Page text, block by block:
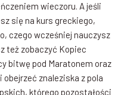
wieczoru. A jeśli
się na kurs greckiego,
czego wcześniej nauczysz
też zobaczyć Kopiec
bitwę pod Maratonem oraz
znaleziska z pola
którego pozostałości